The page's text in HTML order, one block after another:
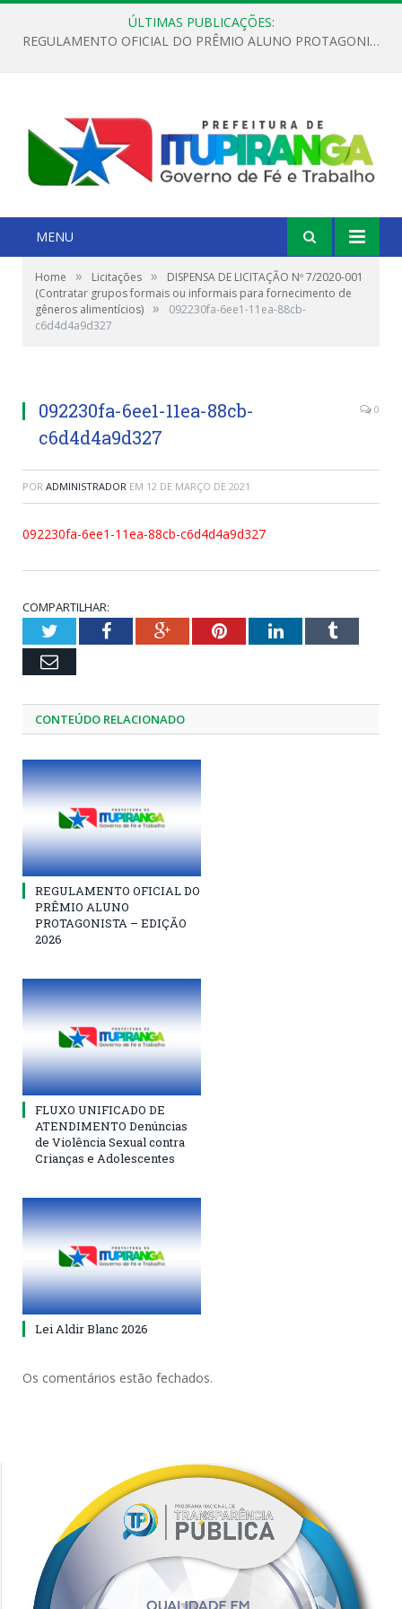
ÚLTIMAS PUBLICAÇÕES:
REGULAMENTO OFICIAL DO PRÊMIO ALUNO PROTAGONISTA – EDIÇÃO 2026
MENU
Home » Licitações »
DISPENSA DE LICITAÇÃO Nº 7/2020-001
(Contratar grupos formais ou informais para fornecimento de
gêneros alimentícios) »
092230fa-6ee1-11ea-88cb-
c6d4d4a9d327
092230fa-6ee1-11ea-88cb-
c6d4d4a9d327
0
POR ADMINISTRADOR EM 12 DE MARÇO DE 2021
092230fa-6ee1-11ea-88cb-c6d4d4a9d327
COMPARTILHAR:
TwitterFacebookGoogle+PinterestLinkedInTumblr
Email
CONTEÚDO RELACIONADO
REGULAMENTO OFICIAL DO
PRÊMIO ALUNO
PROTAGONISTA – EDIÇÃO
2026
FLUXO UNIFICADO DE
ATENDIMENTO Denúncias
de Violência Sexual contra
Crianças e Adolescentes
Lei Aldir Blanc 2026
Os comentários estão fechados.